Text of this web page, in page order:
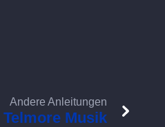
Andere Anleitungen
Telmore Musik